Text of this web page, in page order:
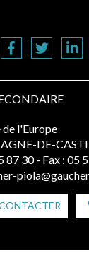
de l'Europe
DE-
87 30 - Fax : 05